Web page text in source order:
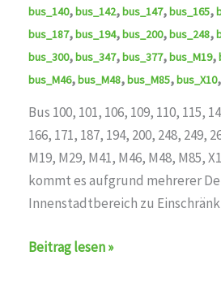
bus_140,bus_142,bus_147,bus_165,
bus_187,bus_194,bus_200,bus_248,
bus_300,bus_347,bus_377,bus_M19,
bus_M46,bus_M48,bus_M85,bus_X10,
Bus 100, 101, 106, 109, 110, 115,
166, 171, 187, 194, 200, 248, 249,
M19, M29, M41, M46, M48, M85,
kommt es aufgrund mehrerer
Innenstadtbereich zu
Zeitweise
Beitrag lesen »